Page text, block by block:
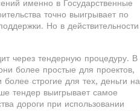
именно в Государственные
точно выигрывает по
Но в действительности
через тендерную процедуру. В
более простые для проектов,
строгие для тех, деньги на
тендер выигрывает самое
дороги при использовании